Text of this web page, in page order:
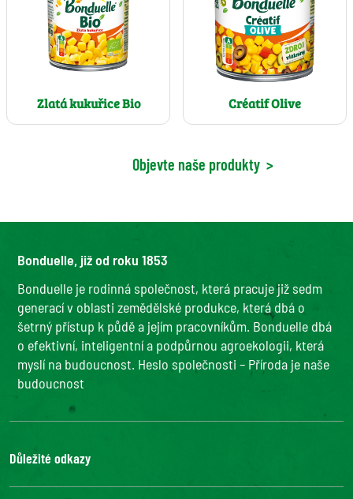
Zlatá kukuřice Bio Créatif Olive
Objevte naše produkty >
Bonduelle, již od roku 1853
Bonduelle je rodinná společnost, která pracuje již sedm
generací v oblasti zemědělské produkce, která dbá o
šetrný přístup k půdě a jejím pracovníkům. Bonduelle dbá
o efektivní, inteligentní a podpůrnou agroekologii, která
myslí na budoucnost. Heslo společnosti – Příroda je naše
budoucnost
Důležité odkazy
Ochrana osobních údajů